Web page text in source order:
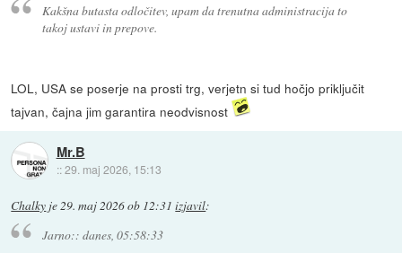
Kakšna butasta odločitev, upam da trenutna administracija to
takoj ustavi in prepove.
LOL, USA se poserje na prosti trg, verjetn si tud hočjo priključit
tajvan, čajna jim garantira neodvisnost
Mr.B
::29. maj 2026, 15:13
Chalky je29. maj 2026 ob 12:31 izjavil:
Jarno:: danes, 05:58:33